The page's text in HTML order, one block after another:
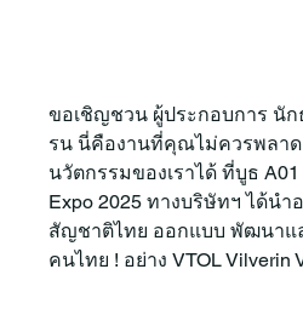
ขอเชิญชวน ผู้ประกอบการ นั
รน นี่คืองานที่คุณไม่ควรพลาด
นวัตกรรมของเราได้ ที่บูธ
Expo 2025 ทางบริษัทฯ ได้น
สัญชาติไทย ออกแบบ พัฒนาแ
คนไทย ! อย่าง VTOL Vilverin